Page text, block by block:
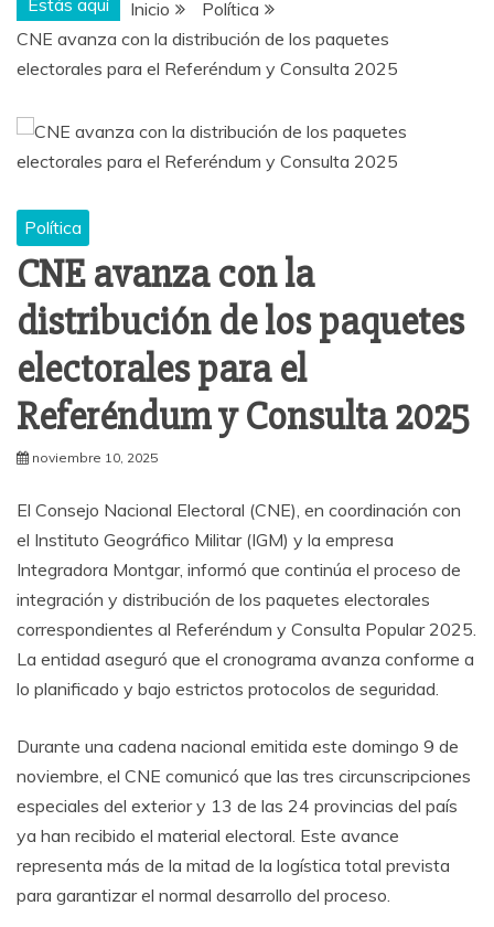
Inicio
Política
CNE avanza con la distribución de los paquetes
electorales para el Referéndum y Consulta 2025
Política
CNE avanza con la
distribución de los paquetes
electorales para el
Referéndum y Consulta 2025
noviembre 10, 2025
El Consejo Nacional Electoral (CNE), en coordinación con
el Instituto Geográfico Militar (IGM) y la empresa
Integradora Montgar, informó que continúa el proceso de
integración y distribución de los paquetes electorales
correspondientes al Referéndum y Consulta Popular 2025.
La entidad aseguró que el cronograma avanza conforme a
lo planificado y bajo estrictos protocolos de seguridad.
Durante una cadena nacional emitida este domingo 9 de
noviembre, el CNE comunicó que las tres circunscripciones
especiales del exterior y 13 de las 24 provincias del país
ya han recibido el material electoral. Este avance
representa más de la mitad de la logística total prevista
para garantizar el normal desarrollo del proceso.